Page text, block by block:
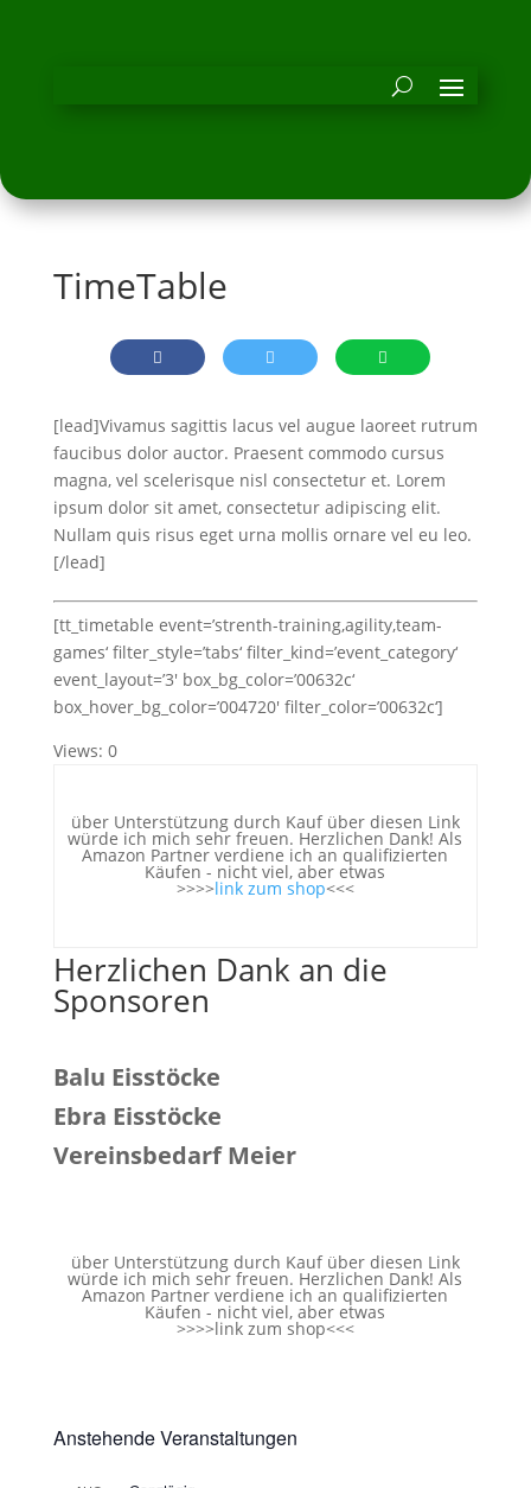
TimeTable
[lead]Vivamus sagittis lacus vel augue laoreet rutrum
faucibus dolor auctor. Praesent commodo cursus
magna, vel scelerisque nisl consectetur et. Lorem
ipsum dolor sit amet, consectetur adipiscing elit.
Nullam quis risus eget urna mollis ornare vel eu leo.
[/lead]
[tt_timetable event=’strenth-training,agility,team-
games‘ filter_style=’tabs‘ filter_kind=’event_category‘
event_layout=’3′ box_bg_color=’00632c‘
box_hover_bg_color=’004720′ filter_color=’00632c‘]
Views: 0
über Unterstützung durch Kauf über diesen Link
würde ich mich sehr freuen. Herzlichen Dank! Als
Amazon Partner verdiene ich an qualifizierten
Käufen - nicht viel, aber etwas
>>>>link zum shop<<<
Herzlichen Dank an die
Sponsoren
Balu Eisstöcke
Ebra Eisstöcke
Vereinsbedarf Meier
über Unterstützung durch Kauf über diesen Link
würde ich mich sehr freuen. Herzlichen Dank! Als
Amazon Partner verdiene ich an qualifizierten
Käufen - nicht viel, aber etwas
>>>>link zum shop<<<
Anstehende Veranstaltungen